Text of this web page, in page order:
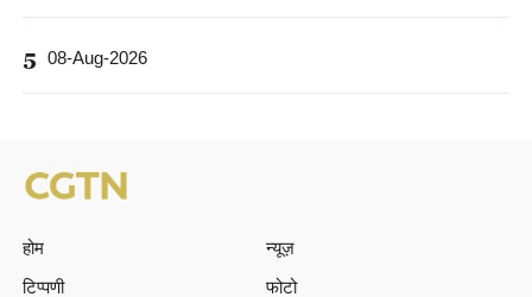
5 08-Aug-2026
होम
न्यूज़
टिप्पणी
फोटो